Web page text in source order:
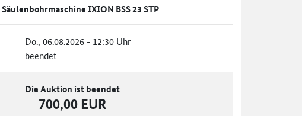
IXION BSS 23 STP
Do., 06.08.2026 - 12:30 Uhr
beendet
Die Auktion ist beendet
700,00 EUR